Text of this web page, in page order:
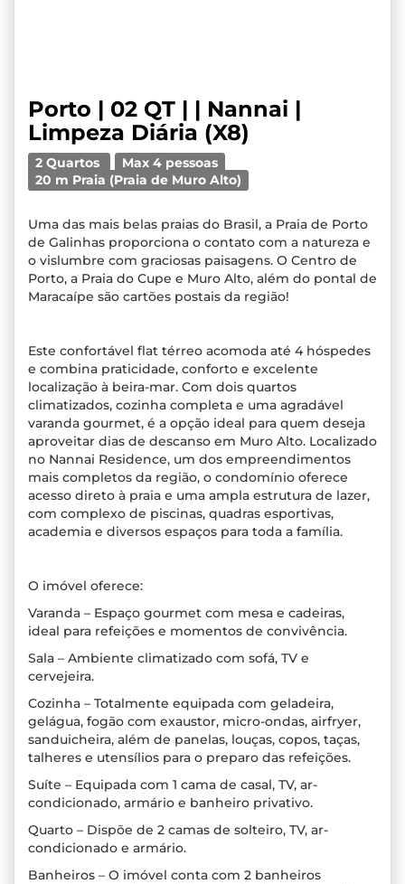
Porto | 02 QT | | Nannai |
Limpeza Diária (X8)
2 Quartos
Max 4 pessoas
20 m Praia (Praia de Muro Alto)
Uma das mais belas praias do Brasil, a Praia de Porto
de Galinhas proporciona o contato com a natureza e
o vislumbre com graciosas paisagens. O Centro de
Porto, a Praia do Cupe e Muro Alto, além do pontal de
Maracaípe são cartões postais da região!
Este confortável flat térreo acomoda até 4 hóspedes
e combina praticidade, conforto e excelente
localização à beira-mar. Com dois quartos
climatizados, cozinha completa e uma agradável
varanda gourmet, é a opção ideal para quem deseja
aproveitar dias de descanso em Muro Alto. Localizado
no Nannai Residence, um dos empreendimentos
mais completos da região, o condomínio oferece
acesso direto à praia e uma ampla estrutura de lazer,
com complexo de piscinas, quadras esportivas,
academia e diversos espaços para toda a família.
O imóvel oferece:
Varanda – Espaço gourmet com mesa e cadeiras,
ideal para refeições e momentos de convivência.
Sala – Ambiente climatizado com sofá, TV e
cervejeira.
Cozinha – Totalmente equipada com geladeira,
gelágua, fogão com exaustor, micro-ondas, airfryer,
sanduicheira, além de panelas, louças, copos, taças,
talheres e utensílios para o preparo das refeições.
Suíte – Equipada com 1 cama de casal, TV, ar-
condicionado, armário e banheiro privativo.
Quarto – Dispõe de 2 camas de solteiro, TV, ar-
condicionado e armário.
Banheiros – O imóvel conta com 2 banheiros